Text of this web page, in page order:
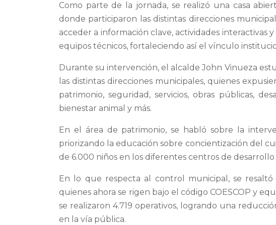
Como parte de la jornada, se realizó una casa
donde participaron las distintas direcciones
acceder a información clave, actividades interactivas
equipos técnicos, fortaleciendo así el vínculo
Durante su intervención, el alcalde John Vinueza
las distintas direcciones municipales, quienes
patrimonio, seguridad, servicios, obras públicas,
bienestar animal y más.
En el área de patrimonio, se habló sobre la
priorizando la educación sobre concientización del
de 6.000 niños en los diferentes centros de desarrollo
En lo que respecta al control municipal, se resaltó
quienes ahora se rigen bajo el código COESCOP y
se realizaron 4.719 operativos, logrando una
en la vía pública.